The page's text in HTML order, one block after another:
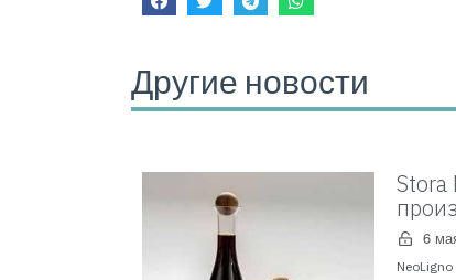
Другие новости
Stora
6